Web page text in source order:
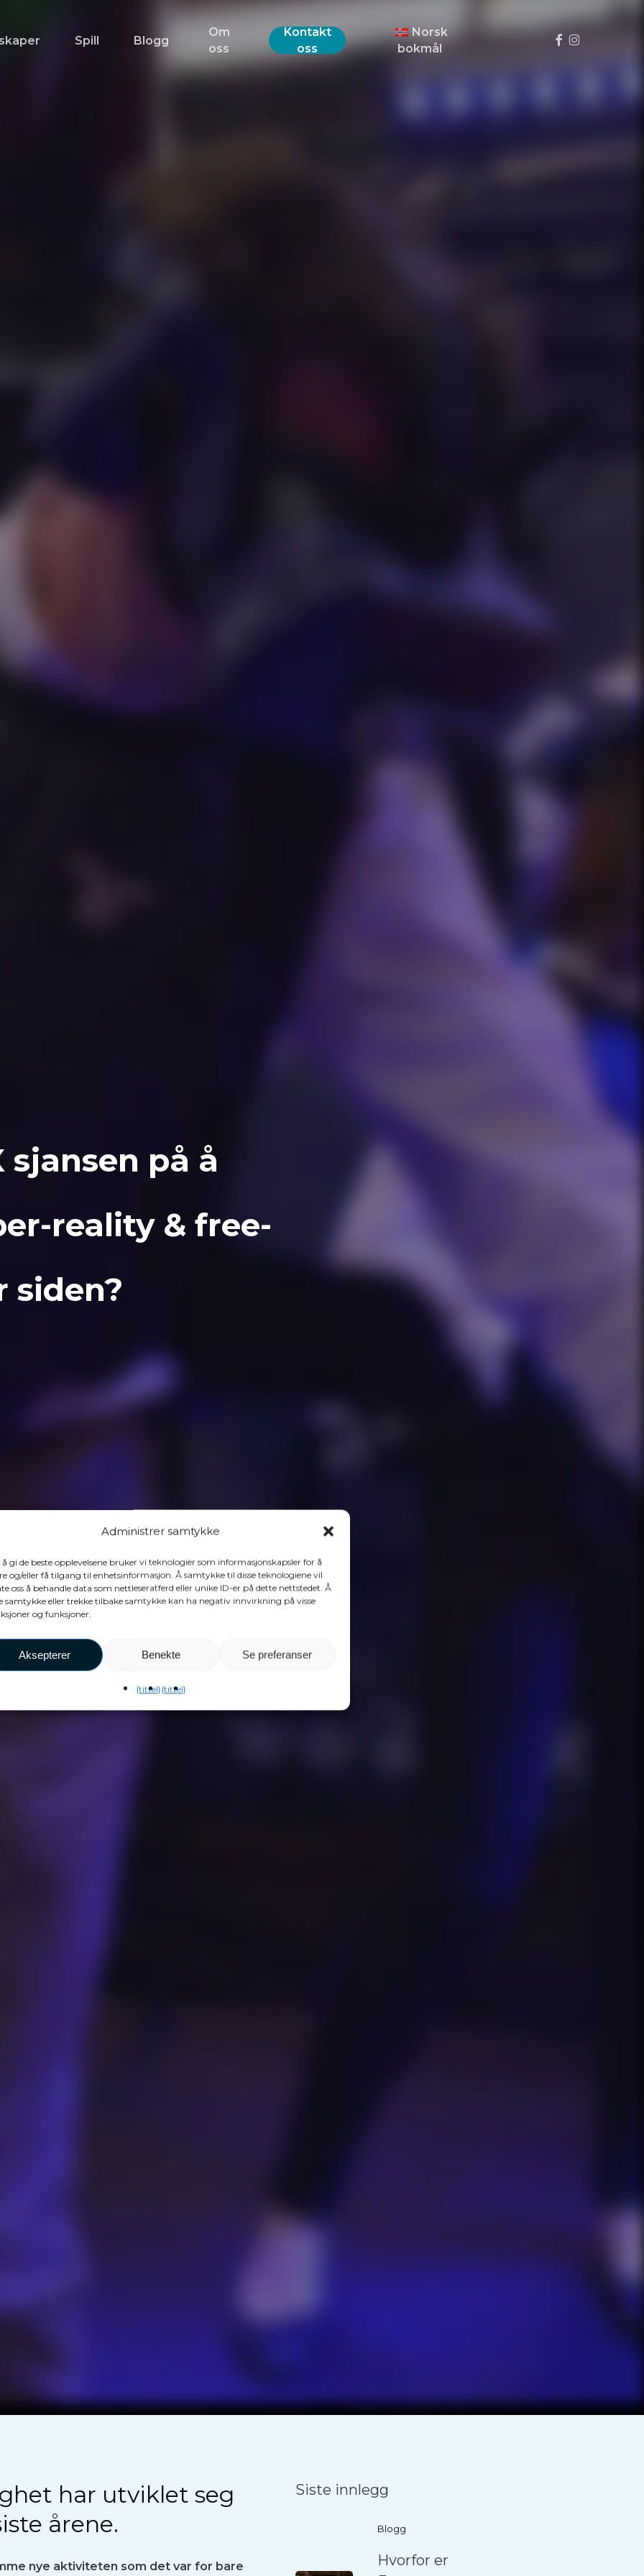
Administrer samtykke
å gi de beste opplevelsene bruker vi teknologier som informasjonskapsler for å
og/eller få tilgang til enhetsinformasjon. Å samtykke til disse teknologiene vil
oss å behandle data som nettleseratferd eller unike ID-er på dette nettstedet. Å
samtykke eller trekke tilbake samtykke kan ha negativ innvirkning på visse
og funksjoner.
Aksepterer Benekte Se preferanser
{tittel}{tittel}
Spill Blogg
Om
oss
Kontakt
oss
Norsk
bokmål
facebook
instagram
på å
reality & free-
siden?
har utviklet seg
årene.
nye aktiviteten som det var for bare
Siste innlegg
Blogg
Hvorfor er